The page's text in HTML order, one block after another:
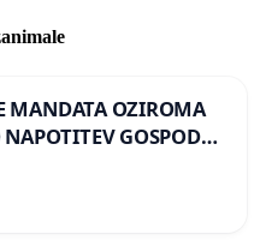
MANDATA OZIROMA
GOSPODA
VELEPOSLANIŠTVO